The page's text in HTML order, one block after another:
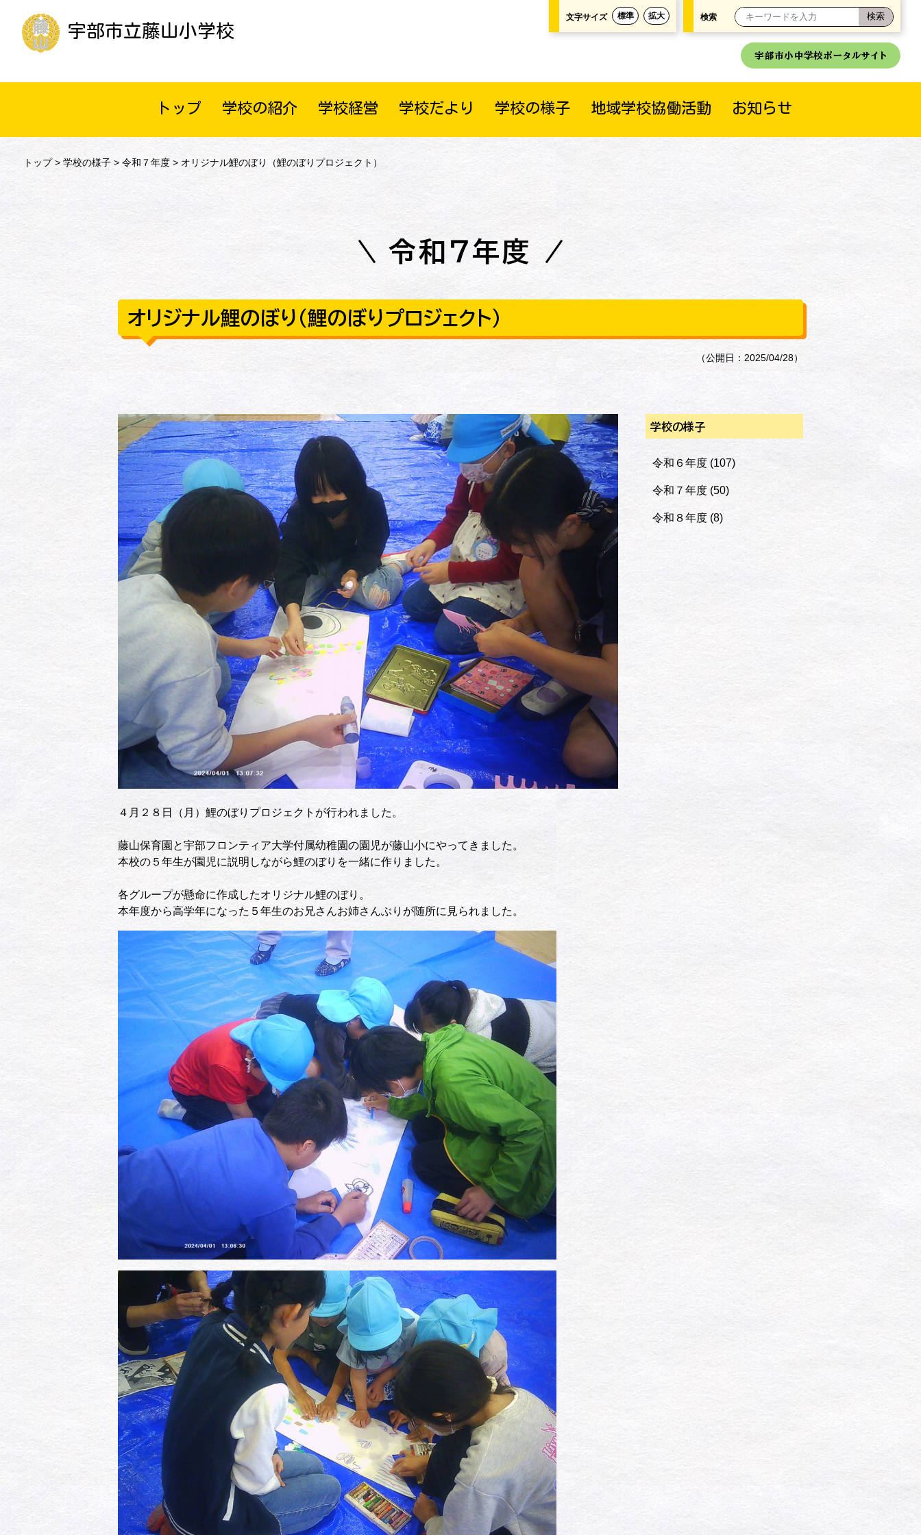
宇部市立藤山小学校
文字サイズ 標準 拡大 検索
宇部市小中学校ポータルサイト
トップ 学校の紹介 学校経営 学校だより 学校の様子 地域学校協働活動 お知らせ
トップ> 学校の様子> 令和７年度> オリジナル鯉のぼり（鯉のぼりプロジェクト）
令和７年度
オリジナル鯉のぼり（鯉のぼりプロジェクト）
（公開日：2025/04/28）
４月２８日（月）鯉のぼりプロジェクトが行われました。
藤山保育園と宇部フロンティア大学付属幼稚園の園児が藤山小にやってきました。
本校の５年生が園児に説明しながら鯉のぼりを一緒に作りました。
各グループが懸命に作成したオリジナル鯉のぼり。
本年度から高学年になった５年生のお兄さんお姉さんぶりが随所に見られました。
学校の様子
令和６年度 (107)
令和７年度 (50)
令和８年度 (8)